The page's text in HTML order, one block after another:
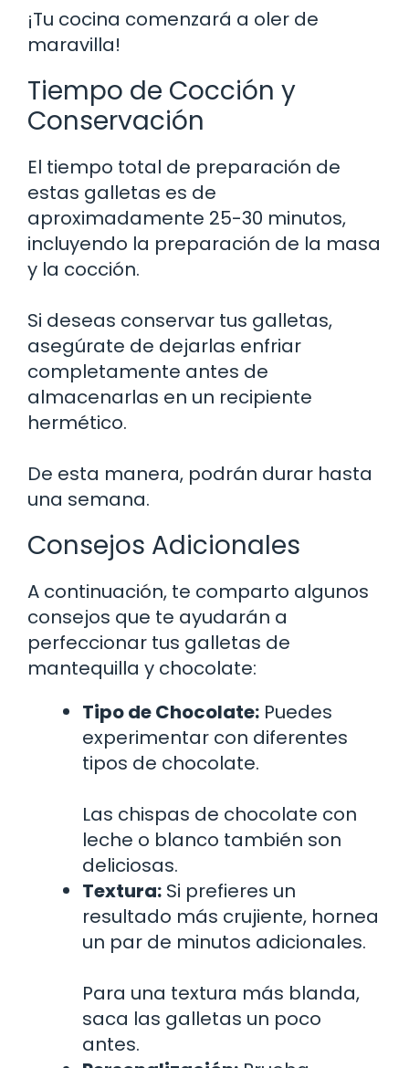
¡Tu cocina comenzará a oler de
maravilla!
Tiempo de Cocción y
Conservación
El tiempo total de preparación de
estas galletas es de
aproximadamente 25-30 minutos,
incluyendo la preparación de la masa
y la cocción.
Si deseas conservar tus galletas,
asegúrate de dejarlas enfriar
completamente antes de
almacenarlas en un recipiente
hermético.
De esta manera, podrán durar hasta
una semana.
Consejos Adicionales
A continuación, te comparto algunos
consejos que te ayudarán a
perfeccionar tus galletas de
mantequilla y chocolate:
Tipo de Chocolate: Puedes
experimentar con diferentes
tipos de chocolate.
Las chispas de chocolate con
leche o blanco también son
deliciosas.
Textura: Si prefieres un
resultado más crujiente, hornea
un par de minutos adicionales.
Para una textura más blanda,
saca las galletas un poco
antes.